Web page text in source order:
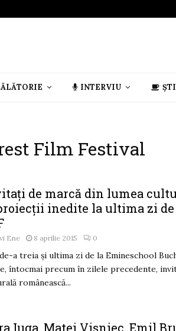
INTERVIU
Film Festival
de marcă din lumea
inedite la ultima zi de
Ene 8 aprilie 2015 0
a treia și ultima zi de la Emineschool
întocmai precum în zilele precedente,
românească...
Iuga, Matei Vișniec, Emil